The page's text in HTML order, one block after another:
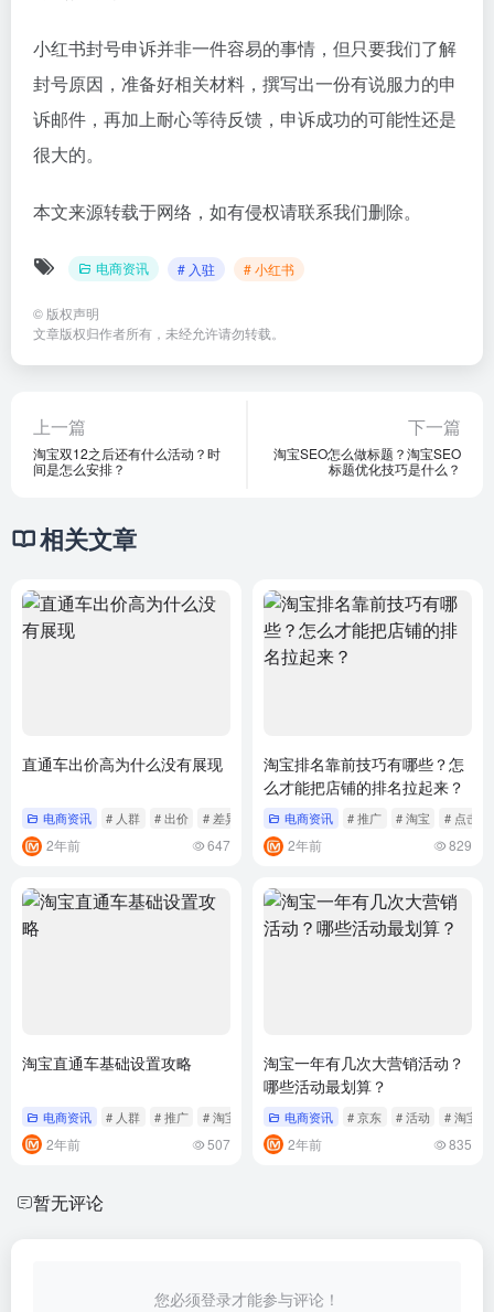
小红书封号申诉并非一件容易的事情，但只要我们了解
封号原因，准备好相关材料，撰写出一份有说服力的申
诉邮件，再加上耐心等待反馈，申诉成功的可能性还是
很大的。
本文来源转载于网络，如有侵权请联系我们删除。
电商资讯 # 入驻 # 小红书
© 版权声明
文章版权归作者所有，未经允许请勿转载。
上一篇
淘宝双12之后还有什么活动？时
间是怎么安排？
下一篇
淘宝SEO怎么做标题？淘宝SEO
标题优化技巧是什么？
相关文章
直通车出价高为什么没有展现
电商资讯 # 人群 # 出价 # 差异化
2年前 647
淘宝排名靠前技巧有哪些？怎
么才能把店铺的排名拉起来？
电商资讯 # 推广 # 淘宝 # 点击
2年前 829
淘宝直通车基础设置攻略
电商资讯 # 人群 # 推广 # 淘宝
2年前 507
淘宝一年有几次大营销活动？
哪些活动最划算？
电商资讯 # 京东 # 活动 # 淘宝
2年前 835
暂无评论
您必须登录才能参与评论！